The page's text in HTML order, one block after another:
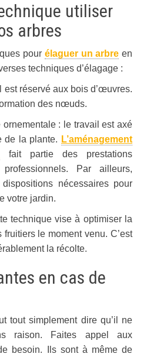
utiliser
arbres
pour élaguer un arbre en
techniques d’élagage :
est réservé aux bois d’œuvres.
des nœuds.
: le travail est axé
de la plante. L’aménagement
fait partie des prestations
Par ailleurs,
dispositions nécessaires pour
votre jardin.
technique vise à optimiser la
le moment venu. C’est
la récolte.
en cas de
tout simplement dire qu’il ne
raison. Faites appel aux
besoin. Ils sont à même de